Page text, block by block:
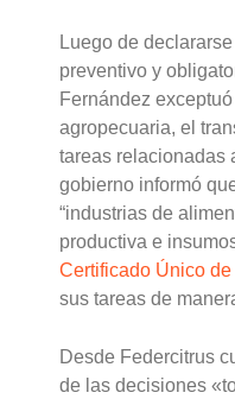
Luego de
preventivo y
Fernández
agropecuaria, el
tareas relacionadas
gobierno informó
“industrias de
productiva e
Certificado Único
sus tareas de
Desde Federcitrus
de las decisiones